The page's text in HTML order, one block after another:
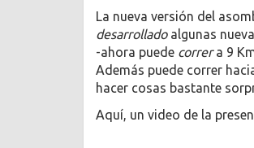
La nueva versión del
desarrolladoalgunas
-ahora puede correra 9
Además puede correr
hacer cosas bastante
Aquí, un video de la